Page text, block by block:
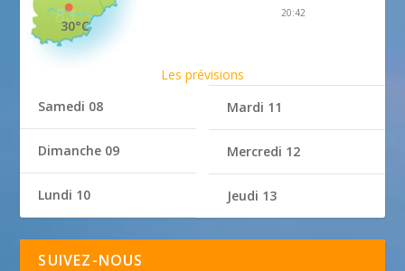
30°C
20:42
Les prévisions
Samedi 08
Dimanche 09
Lundi 10
Mardi 11
Mercredi 12
Jeudi 13
SUIVEZ-NOUS